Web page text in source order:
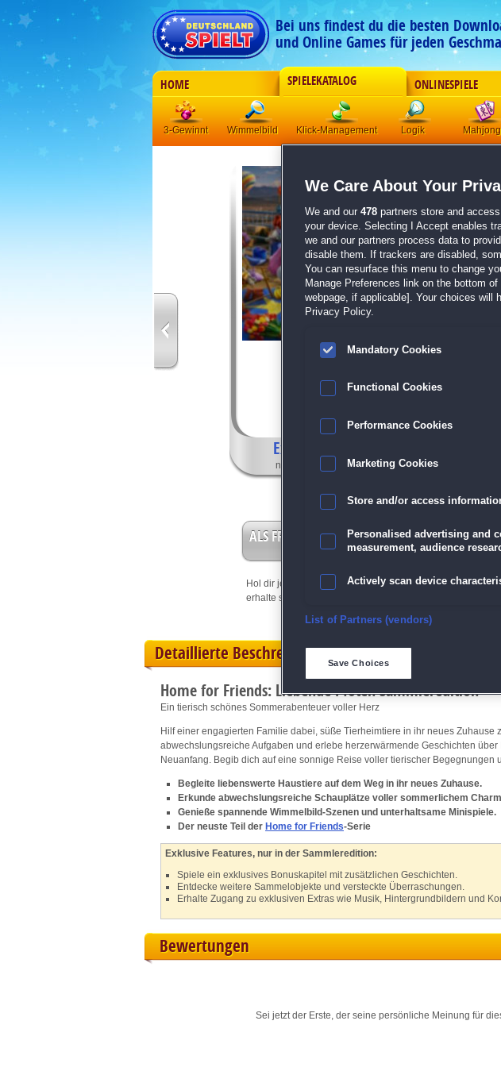
Bei uns findest du die besten
und Online Games für jeden
HOME SPIELEKATALOG ONLINESPIELE
3-Gewinnt Wimmelbild Klick-Management Logik Mahjong
Exklusive Features,
nur in der Sammleredition
ALS FREISPIEL EINLÖSEN
Hol dir jetzt deine Vorteilskarteund
erhalte sofort bis zu 15 Freispiele!
GRATIS
Lade dir das
Detaillierte Beschreibung
Home for Friends: Liebende Pfoten Sammleredition
Ein tierisch schönes Sommerabenteuer voller Herz
Hilf einer engagierten Familie dabei, süße Tierheimtiere in ihr neues Zuhause
abwechslungsreiche Aufgaben und erlebe herzerwärmende Geschichten
Neuanfang. Begib dich auf eine sonnige Reise voller tierischer Begegnungen
Begleite liebenswerte Haustiere auf dem Weg in ihr neues Zuhause.
Erkunde abwechslungsreiche Schauplätze voller sommerlichem
Genieße spannende Wimmelbild-Szenen und unterhaltsame Minispiele.
Der neuste Teil der Home for Friends-Serie
Exklusive Features, nur in der Sammleredition:
Spiele ein exklusives Bonuskapitel mit zusätzlichen Geschichten.
Entdecke weitere Sammelobjekte und versteckte Überraschungen.
Erhalte Zugang zu exklusiven Extras wie Musik, Hintergrundbildern und
Bewertungen
Sei jetzt der Erste, der seine persönliche Meinung für
We Care About Your
We and our 478 partners store and
your device. Selecting I Accept enables
we and our partners process data to
disable them. If trackers are disabled,
You can resurface this menu to change
Manage Preferences link on the bottom
webpage, if applicable]. Your choices will
Privacy Policy.
Mandatory Cookies
Functional Cookies
Performance Cookies
Marketing Cookies
Store and/or access
Personalised advertising and
measurement, audience
Actively scan device
Ensure security, prevent and
Match and combine data from
Link different devices
Save and communicate privacy
Show Purposes
List of Partners (vendors)
Save Choices